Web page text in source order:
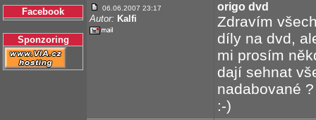
Facebook
Sponzoring
06.06.2007 23:17
Autor: Kalfi
origo dvd
Zdravím
díly na dvd,
mi prosím
dají sehnat
nadabované
:-)